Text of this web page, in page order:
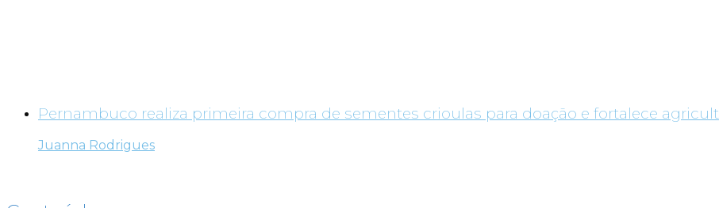
Pernambuco realiza primeira compra de sementes crioulas para doação e fortalece
Juanna Rodrigues